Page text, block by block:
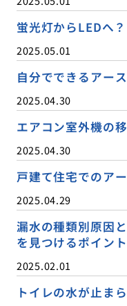
蛍光灯からLEDへ
2025.05.01
自分でできるアー
2025.04.30
エアコン室外機の
2025.04.30
戸建て住宅でのア
2025.04.29
漏水の種類別原因
を見つけるポイント
2025.02.01
トイレの水が止ま